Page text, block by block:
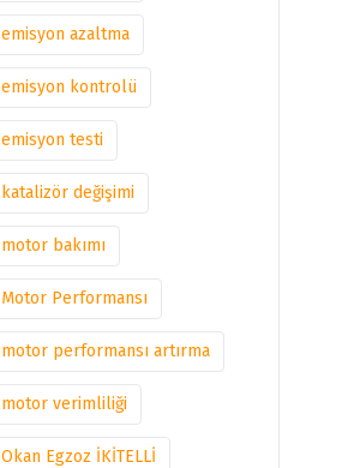
emisyon azaltma
emisyon kontrolü
emisyon testi
katalizör değişimi
motor bakımı
Motor Performansı
motor performansı artırma
motor verimliliği
Okan Egzoz İKİTELLİ